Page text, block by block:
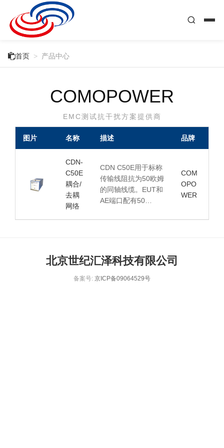
首页 > 产品中心
COMOPOWER
EMC测试抗干扰方案提供商
图片 名称 描述 品牌
CDN-
C50E
耦合/
去耦
网络
CDN C50E用于标称
传输线阻抗为50欧姆
的同轴线缆。EUT和
AE端口配有50…
COM
OPO
WER
北京世纪汇泽科技有限公司
备案号: 京ICP备09064529号